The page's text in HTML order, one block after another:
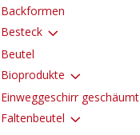
Backformen
Besteck 3
Beutel
Bioprodukte 3
Einweggeschirr geschäumt
Faltenbeutel 3